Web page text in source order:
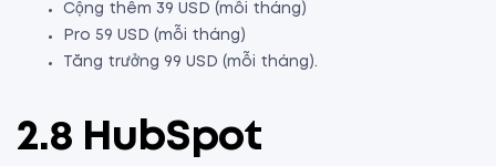
Cộng thêm 39 USD (mỗi tháng)
Pro 59 USD (mỗi tháng)
Tăng trưởng 99 USD (mỗi tháng).
2.8 HubSpot